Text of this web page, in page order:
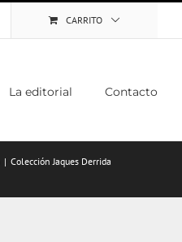
CARRITO
La editorial Contacto
Colección Jaques Derrida